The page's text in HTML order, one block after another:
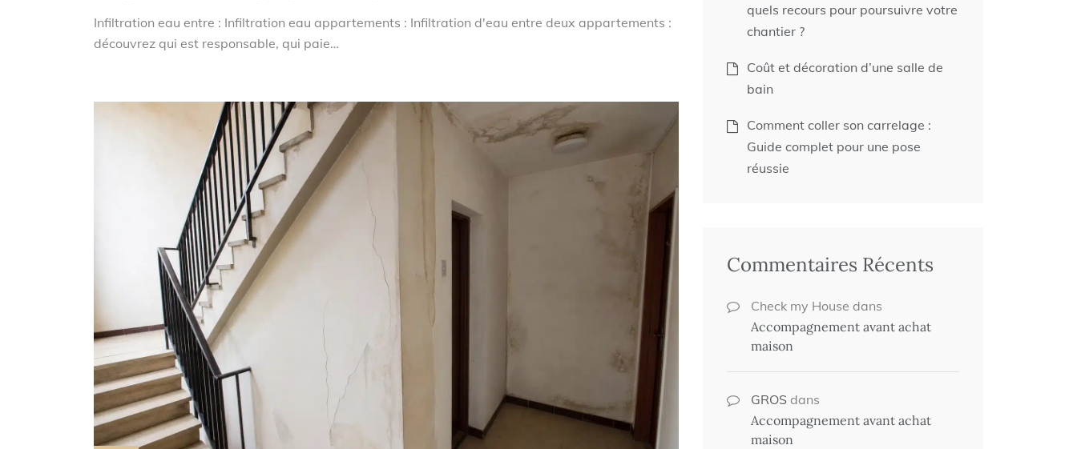
Infiltration eau entre : Infiltration eau appartements : Infiltration d'eau entre deux appartements :
découvrez qui est responsable, qui paie…
quels recours pour poursuivre votre
chantier ?
Coût et décoration d’une salle de
bain
Comment coller son carrelage :
Guide complet pour une pose
réussie
Commentaires Récents
Check my House dans
Accompagnement avant achat
maison
GROS dans
Accompagnement avant achat
maison